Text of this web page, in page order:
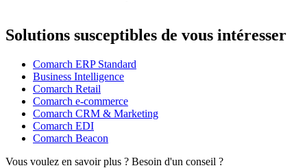
Solutions susceptibles de vous intéresser
Comarch ERP Standard
Business Intelligence
Comarch Retail
Comarch e-commerce
Comarch CRM & Marketing
Comarch EDI
Comarch Beacon
Vous voulez en savoir plus ? Besoin d'un conseil ?